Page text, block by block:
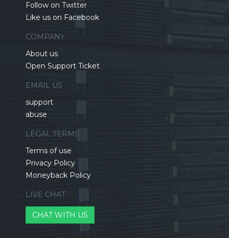
Follow on Twitter
Like us on Facebook
COMPANY
About us
Open Support Ticket
EMAIL US
support
abuse
LEGAL TERMS
Terms of use
Privacy Policy
Moneyback Policy
LIVE CHAT
CHAT WITH US